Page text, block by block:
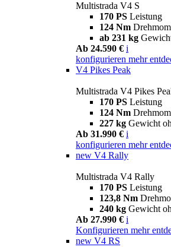
Multistrada V4 S
170 PS Leistung
124 Nm
ab 231 kg
Ab 24.590 € i
konfigurieren mehr
V4 Pikes Peak
Multistrada V4 Pikes
170 PS Leistung
124 Nm
227 kg Gewicht
Ab 31.990 € i
konfigurieren mehr
new V4 Rally
Multistrada V4 Rally
170 PS Leistung
123,8 Nm
240 kg Gewicht
Ab 27.990 € i
Konfigurieren mehr
new V4 RS